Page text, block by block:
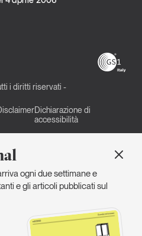
ogni due settimane e
e gli articoli pubblicati sul
i diritti riservati -
Dichiarazione di
accessibilità